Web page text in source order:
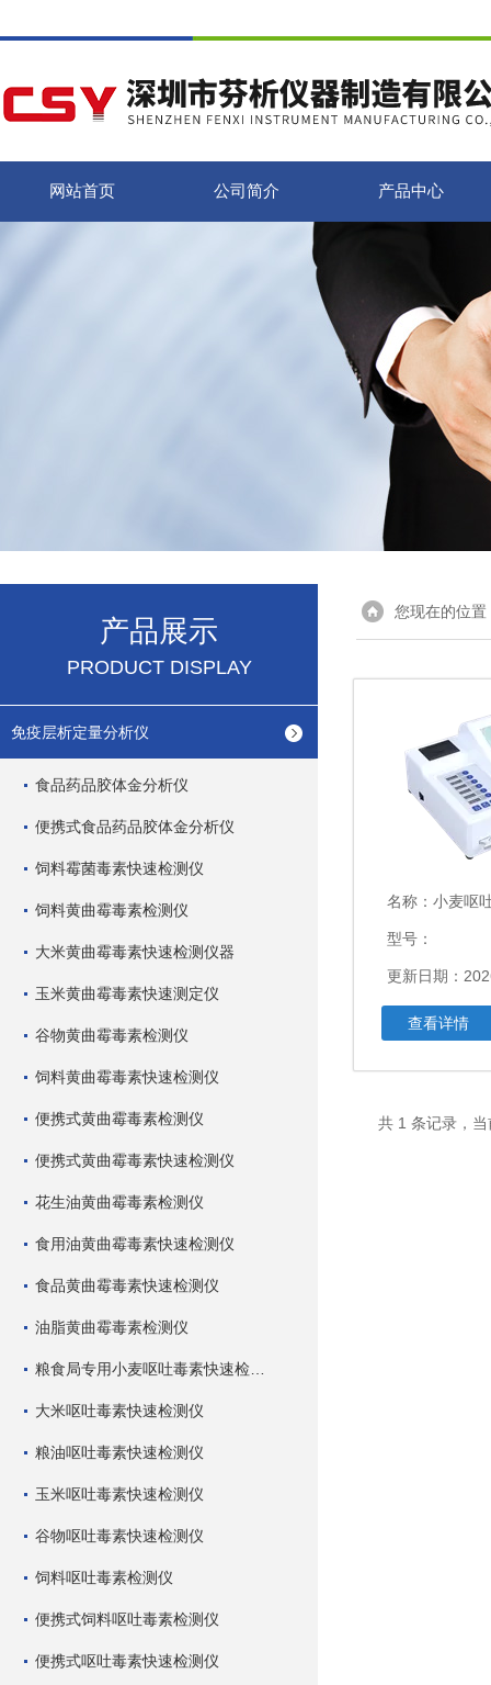
网站首页 公司简介 产品中心
产品展示
PRODUCT DISPLAY
免疫层析定量分析仪
食品药品胶体金分析仪
便携式食品药品胶体金分析仪
饲料霉菌毒素快速检测仪
饲料黄曲霉毒素检测仪
大米黄曲霉毒素快速检测仪器
玉米黄曲霉毒素快速测定仪
谷物黄曲霉毒素检测仪
饲料黄曲霉毒素快速检测仪
便携式黄曲霉毒素检测仪
便携式黄曲霉毒素快速检测仪
花生油黄曲霉毒素检测仪
食用油黄曲霉毒素快速检测仪
食品黄曲霉毒素快速检测仪
油脂黄曲霉毒素检测仪
大米呕吐毒素快速检测仪
粮油呕吐毒素快速检测仪
玉米呕吐毒素快速检测仪
谷物呕吐毒素快速检测仪
饲料呕吐毒素检测仪
便携式饲料呕吐毒素检测仪
便携式呕吐毒素快速检测仪
您现在的位置
名称： 小麦呕
型号：
更新日期：
查看详情
共 1 条记录，